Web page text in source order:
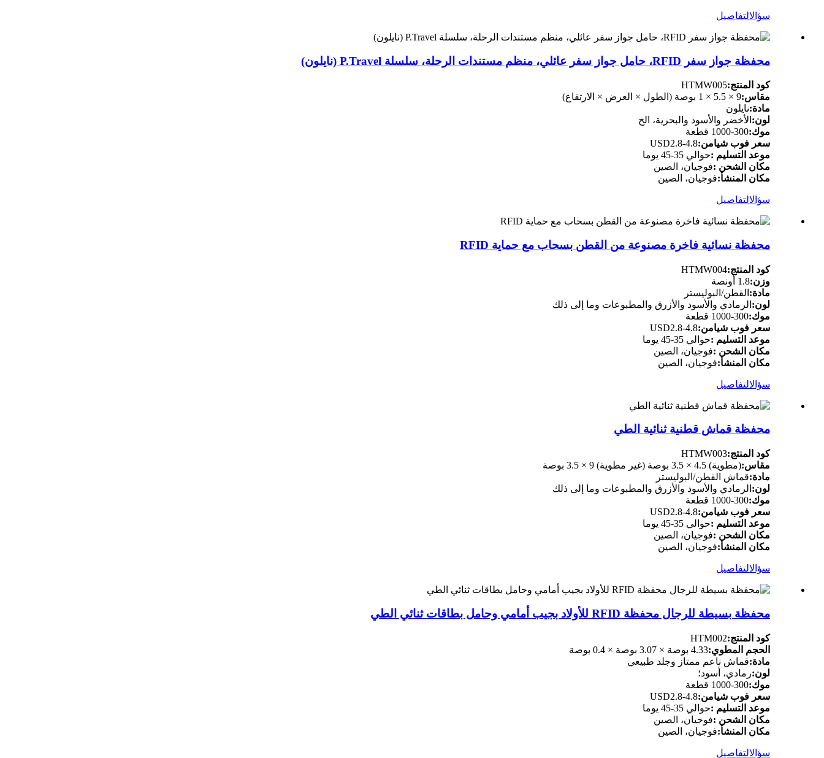
سؤالالتفاصيل
محفظة جواز سفر RFID، حامل جواز سفر عائلي، منظم مستندات الرحلة، سلسلة P.Travel (نايلون)
كود المنتج:HTMW005
مقاس:9 × 5.5 × 1 بوصة (الطول × العرض × الارتفاع)
مادة:نايلون
لون: الأخضر والأسود والبحرية، الخ
موك:300-1000 قطعة
سعر فوب شيامن:USD2.8-4.8
موعد التسليم :حوالي 35-45 يوما
مكان الشحن :فوجيان، الصين
مكان المنشأ:فوجيان، الصين
سؤالالتفاصيل
محفظة نسائية فاخرة مصنوعة من القطن بسحاب مع حماية RFID
كود المنتج:HTMW004
وزن:1.8 أونصة
مادة: القطن/البوليستر
لون: الرمادي والأسود والأزرق والمطبوعات وما إلى ذلك
موك:300-1000 قطعة
سعر فوب شيامن:USD2.8-4.8
موعد التسليم :حوالي 35-45 يوما
مكان الشحن :فوجيان، الصين
مكان المنشأ:فوجيان، الصين
سؤالالتفاصيل
محفظة قماش قطنية ثنائية الطي
كود المنتج:HTMW003
مقاس:(مطوية) 4.5 × 3.5 بوصة (غير مطوية) 9 × 3.5 بوصة
مادة:قماش القطن/البوليستر
لون: الرمادي والأسود والأزرق والمطبوعات وما إلى ذلك
موك:300-1000 قطعة
سعر فوب شيامن:USD2.8-4.8
موعد التسليم :حوالي 35-45 يوما
مكان الشحن :فوجيان، الصين
مكان المنشأ:فوجيان، الصين
سؤالالتفاصيل
محفظة بسيطة للرجال محفظة RFID للأولاد بجيب أمامي وحامل بطاقات ثنائي الطي
كود المنتج:HTM002
الحجم المطوي:4.33 بوصة × 3.07 بوصة × 0.4 بوصة
مادة:قماش ناعم ممتاز وجلد طبيعي
لون:رمادي، أسود؛
موك:300-1000 قطعة
سعر فوب شيامن:USD2.8-4.8
موعد التسليم :حوالي 35-45 يوما
مكان الشحن :فوجيان، الصين
مكان المنشأ:فوجيان، الصين
سؤالالتفاصيل